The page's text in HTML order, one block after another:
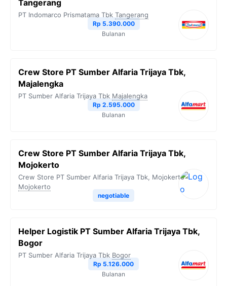
Tangerang
PT Indomarco Prismatama Tbk Tangerang
Rp 5.390.000
Bulanan
Crew Store PT Sumber Alfaria Trijaya Tbk,
Majalengka
PT Sumber Alfaria Trijaya Tbk Majalengka
Rp 2.595.000
Bulanan
Crew Store PT Sumber Alfaria Trijaya Tbk,
Mojokerto
Crew Store PT Sumber Alfaria Trijaya Tbk, Mojokerto
Mojokerto
negotiable
Helper Logistik PT Sumber Alfaria Trijaya Tbk,
Bogor
PT Sumber Alfaria Trijaya Tbk Bogor
Rp 5.126.000
Bulanan